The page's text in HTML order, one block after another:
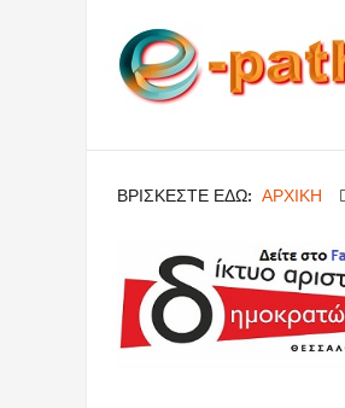
ΒΡΊΣΚΕΣΤΕ ΕΔΏ: ΑΡΧΙΚΉ